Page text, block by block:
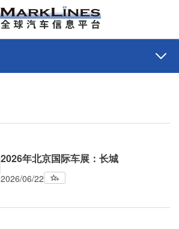
2026年北京国际车展：长城
2026/06/22